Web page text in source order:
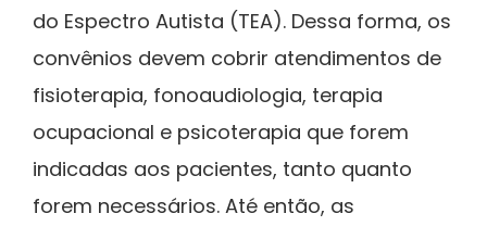
do Espectro Autista (TEA). Dessa forma, os
convênios devem cobrir atendimentos de
fisioterapia, fonoaudiologia, terapia
ocupacional e psicoterapia que forem
indicadas aos pacientes, tanto quanto
forem necessários. Até então, as